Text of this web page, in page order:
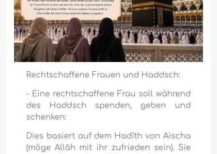
Rechtschaffene Frauen und Haddsch:
- Eine rechtschaffene Frau soll während
des Haddsch spenden, geben und
schenken:
Dies basiert auf dem Hadîth von Aischa
(möge Allâh mit ihr zufrieden sein). Sie